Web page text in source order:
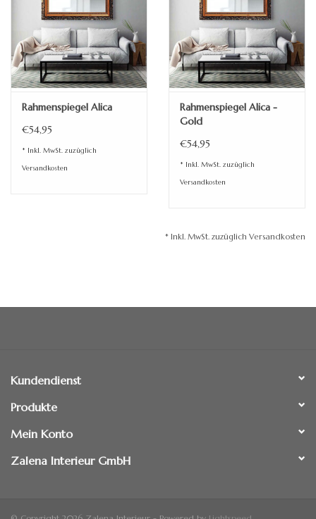
Rahmenspiegel Alica
€54,95
* Inkl. MwSt. zuzüglich
Versandkosten
Rahmenspiegel Alica -
Gold
€54,95
* Inkl. MwSt. zuzüglich
Versandkosten
* Inkl. MwSt. zuzüglich Versandkosten
Kundendienst
Produkte
Mein Konto
Zalena Interieur GmbH